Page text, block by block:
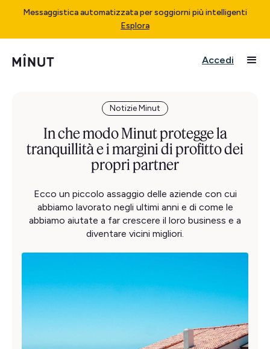
Messaggistica automatizzata per soggiorni più intelligenti
Esplora
Accedi
Notizie Minut
In che modo Minut protegge la
tranquillità e i margini di profitto dei
propri partner
Ecco un piccolo assaggio delle aziende con cui
abbiamo lavorato negli ultimi anni e di come le
abbiamo aiutate a far crescere il loro business e a
diventare vicini migliori.